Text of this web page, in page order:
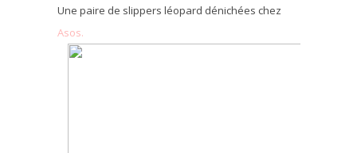
Une paire de slippers léopard dénichées chez
Asos.